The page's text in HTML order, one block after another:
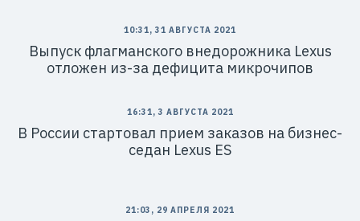
10:31, 31 АВГУСТА 2021
Выпуск флагманского внедорожника Lexus
отложен из-за дефицита микрочипов
16:31, 3 АВГУСТА 2021
В России стартовал прием заказов на бизнес-
седан Lexus ES
21:03, 29 АПРЕЛЯ 2021